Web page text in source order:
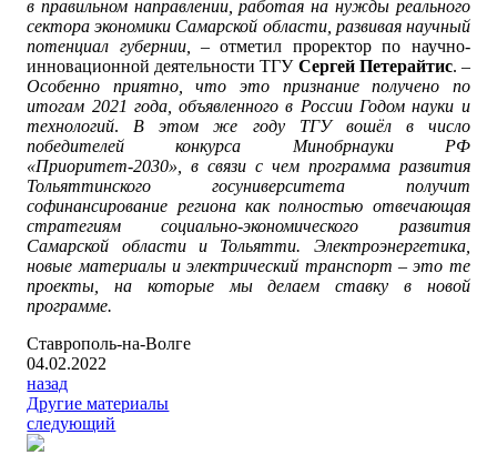
в правильном направлении, работая на нужды реального
сектора экономики Самарской области, развивая научный
потенциал губернии, – отметил проректор по научно-
инновационной деятельности ТГУ Сергей Петерайтис. –
Особенно приятно, что это признание получено по
итогам 2021 года, объявленного в России Годом науки и
технологий.В этом же году ТГУ вошёл в число
победителей конкурса Минобрнауки РФ
«Приоритет-2030», в связи с чем программа развития
Тольяттинского госуниверситета получит
софинансирование региона как полностью отвечающая
стратегиям социально-экономического развития
Самарской области и Тольятти. Электроэнергетика,
новые материалы и электрический транспорт – это те
проекты, на которые мы делаем ставку в новой
программе.
Ставрополь-на-Волге
04.02.2022
назад
Другие материалы
следующий